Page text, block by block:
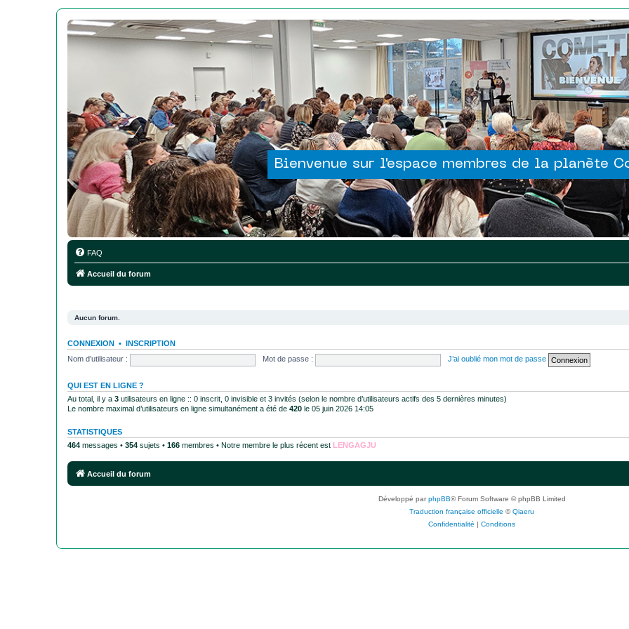
Bienvenue sur l'espace membres de la planète
FAQ
Accueil du forum
Aucun forum.
CONNEXION • INSCRIPTION
Nom d’utilisateur :
Mot de passe : J’ai oublié mon mot de passe
QUI EST EN LIGNE ?
Au total, il y a 3 utilisateurs en ligne :: 0 inscrit, 0 invisible et 3 invités (selon le nombre d’utilisateurs actifs des 5 dernières minutes)
Le nombre maximal d’utilisateurs en ligne simultanément a été de 420 le 05 juin 2026 14:05
STATISTIQUES
464 messages • 354 sujets • 166 membres • Notre membre le plus récent est LENGAGJU
Accueil du forum
Développé parphpBB® Forum Software © phpBB Limited
Traduction française officielle ©Qiaeru
Confidentialité | Conditions